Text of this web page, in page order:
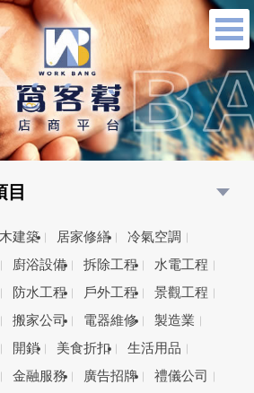
目
建築 居家修繕
冷氣空調
廚浴設備 拆除工程
水電工程
防水工程 戶外工程
景觀工程
搬家公司 電器維修
製造業
開鎖 美食折扣
生活用品
金融服務 廣告招牌
禮儀公司